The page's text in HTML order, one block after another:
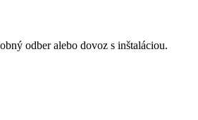
odber alebo dovoz s inštaláciou.